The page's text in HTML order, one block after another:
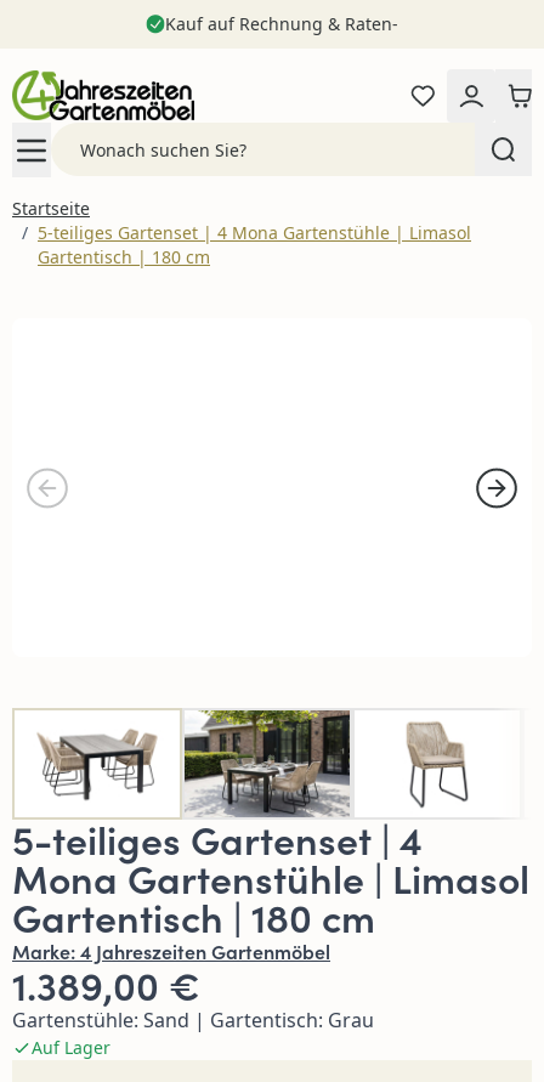
Kauf auf Rechnung & Raten-
Startseite
/ 5-teiliges Gartenset | 4 Mona Gartenstühle | Limasol
Gartentisch | 180 cm
5-teiliges Gartenset | 4
Mona Gartenstühle | Limasol
Gartentisch | 180 cm
Marke:4 Jahreszeiten Gartenmöbel
1.389,00 €
Gartenstühle: Sand | Gartentisch: Grau
Auf Lager